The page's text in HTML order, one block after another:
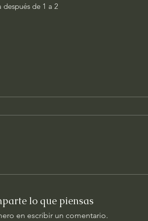
de 1 a 2
lo que piensas
en escribir un comentario.